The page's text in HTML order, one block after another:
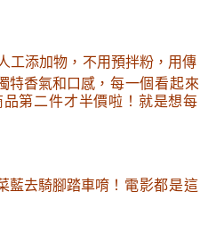
工添加物， 不用預拌粉， 用傳
特香氣和口感 ，每一個看起來
品第二件才半價啦 ！就是想每
藍去騎腳踏車唷 ！電影都是這